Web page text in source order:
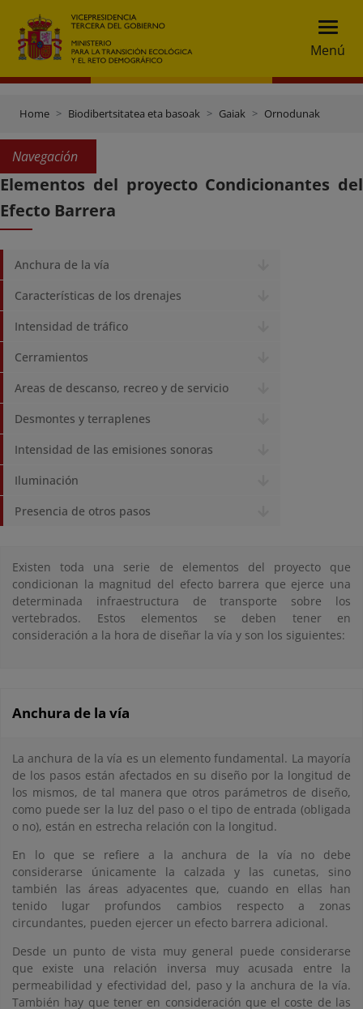
Menú
Home Biodibertsitatea eta basoak Gaiak Ornodunak
Navegación
Elementos del proyecto Condicionantes del
Efecto Barrera
Anchura de la vía
Características de los drenajes
Intensidad de tráfico
Cerramientos
Areas de descanso, recreo y de servicio
Desmontes y terraplenes
Intensidad de las emisiones sonoras
Iluminación
Presencia de otros pasos
Existen toda una serie de elementos del proyecto que
condicionan la magnitud del efecto barrera que ejerce una
determinada infraestructura de transporte sobre los
vertebrados. Estos elementos se deben tener en
consideración a la hora de diseñar la vía y son los siguientes:
Anchura de la vía
La anchura de la vía es un elemento fundamental. La mayoría
de los pasos están afectados en su diseño por la longitud de
los mismos, de tal manera que otros parámetros de diseño,
como puede ser la luz del paso o el tipo de entrada (obligada
o no), están en estrecha relación con la longitud.
En lo que se refiere a la anchura de la vía no debe
considerarse únicamente la calzada y las cunetas, sino
también las áreas adyacentes que, cuando en ellas han
tenido lugar profundos cambios respecto a zonas
circundantes, pueden ejercer un efecto barrera adicional.
Desde un punto de vista muy general puede considerarse
que existe una relación inversa muy acusada entre la
permeabilidad y efectividad del, paso y la anchura de la vía.
También hay que tener en consideración que el coste de las